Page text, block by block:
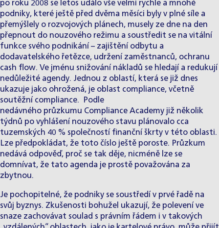
po roku 2008 se letos událo vše velmi rychle a mnohé
podniky, které ještě před dvěma měsíci byly v plné síle a
přemýšlely o rozvojových plánech, musely ze dne na den
přepnout do nouzového režimu a soustředit se na vitální
funkce svého podnikání – zajištění odbytu a
dodavatelského řetězce, udržení zaměstnanců, ochranu
cash flow. Ve jménu snižování nákladů se hledají a redukují
nedůležité agendy. Jednou z oblastí, která se již dnes
ukazuje jako ohrožená, je oblast compliance, včetně
soutěžní compliance. Podle
nedávného průzkumu Compliance Academy již několik
týdnů po vyhlášení nouzového stavu plánovalo cca
tuzemských 40 % společností finanční škrty v této oblasti.
Lze předpokládat, že toto číslo ještě poroste. Průzkum
nedává odpověď, proč se tak děje, nicméně lze se
domnívat, že tato agenda je prostě považována za
zbytnou.
Je pochopitelné, že podniky se soustředí v prvé řadě na
svůj byznys. Zkušenosti bohužel ukazují, že polevení ve
snaze zachovávat soulad s právním řádem i v takových